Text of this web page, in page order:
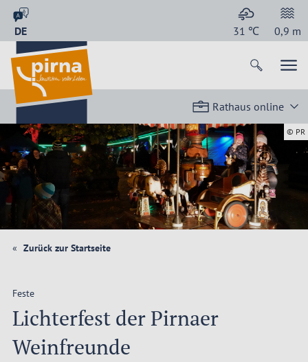
DE 31 ℃ 0,9 m
Rathaus online
© PR
Zurück zur Startseite
Feste
Lichterfest der Pirnaer
Weinfreunde